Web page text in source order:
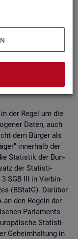
der Regel um die
Daten, auch
dem Bür­ger als
in­ner­halb der
Sta­tis­tik der Bun­
der Sta­tis­ti­
SGB III in Ver­bin­
(BStatG). Dar­über
den Re­geln der
Par­la­ments
Sta­tis­ti­
Ge­heim­hal­tung in